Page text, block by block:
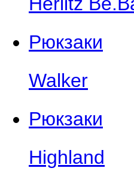
Рюкзаки
Walker
Рюкзаки
Highland